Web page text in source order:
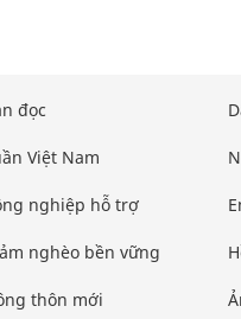
đọc
Việt Nam
nghiệp hỗ trợ
nghèo bền vững
thôn mới